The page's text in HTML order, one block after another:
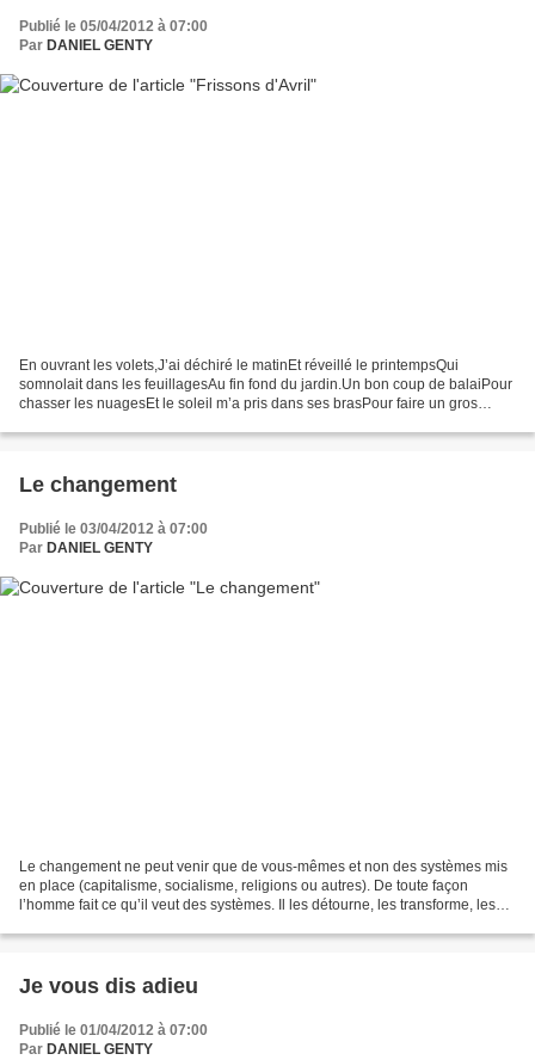
Publié le 05/04/2012 à 07:00
Par DANIEL GENTY
En ouvrant les volets,J’ai déchiré le matinEt réveillé le printempsQui
somnolait dans les feuillagesAu fin fond du jardin.Un bon coup de balaiPour
chasser les nuagesEt le soleil m’a pris dans ses brasPour faire un gros
Le changement
Publié le 03/04/2012 à 07:00
Par DANIEL GENTY
Le changement ne peut venir que de vous-mêmes et non des systèmes mis
en place (capitalisme, socialisme, religions ou autres). De toute façon
l’homme fait ce qu’il veut des systèmes. Il les détourne, les transforme, les
Je vous dis adieu
Publié le 01/04/2012 à 07:00
Par DANIEL GENTY